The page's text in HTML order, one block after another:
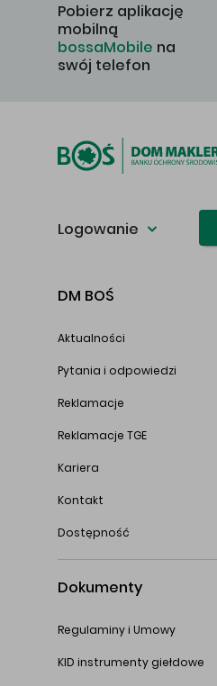
Pobierz aplikację
mobilną
bossaMobile na
swój telefon
Logowanie
DM BOŚ
Aktualności
Pytania i odpowiedzi
Reklamacje
Reklamacje TGE
Kariera
Kontakt
Dostępność
Dokumenty
Regulaminy i Umowy
KID instrumenty giełdowe